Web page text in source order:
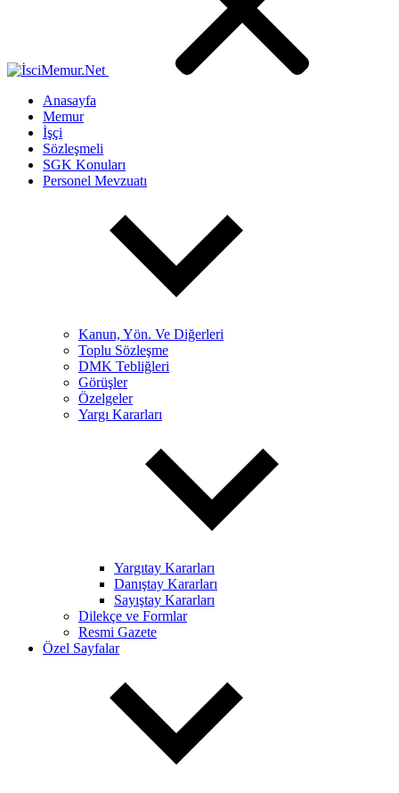
Anasayfa
Memur
İşçi
Sözleşmeli
SGK Konuları
Personel Mevzuatı
Kanun, Yön. Ve Diğerleri
Toplu Sözleşme
DMK Tebliğleri
Görüşler
Özelgeler
Yargı Kararları
Yargıtay Kararları
Danıştay Kararları
Sayıştay Kararları
Dilekçe ve Formlar
Resmi Gazete
Özel Sayfalar